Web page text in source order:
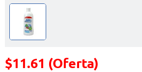
$11.61 (Oferta)